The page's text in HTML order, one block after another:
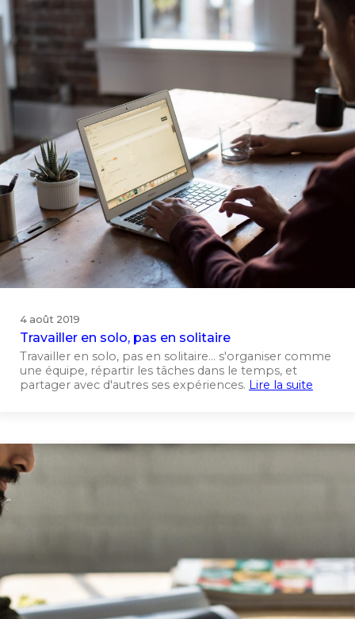
4 août 2019
Travailler en solo, pas en solitaire
Travailler en solo, pas en solitaire... s'organiser comme
une équipe, répartir les tâches dans le temps, et
partager avec d'autres ses expériences. Lire la suite